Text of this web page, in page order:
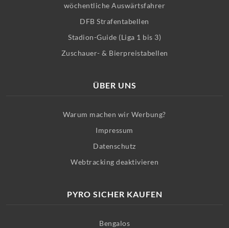
wöchentliche Auswärtsfahrer
DFB Strafentabellen
Stadion-Guide (Liga 1 bis 3)
Zuschauer- & Bierpreistabellen
ÜBER UNS
Warum machen wir Werbung?
Impressum
Datenschutz
Webtracking deaktivieren
PYRO SICHER KAUFEN
Bengalos